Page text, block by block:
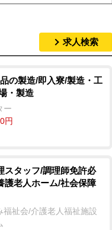
求人検索
の製造/即入寮/製造・工
・製造
ー
円
スタッフ/調理師免許必
護老人ホーム/社会保障
福祉会/介護老人福祉施設